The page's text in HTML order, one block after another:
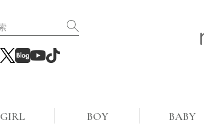
GIRL BOY BABY